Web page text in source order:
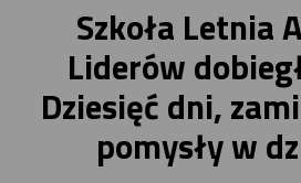
Szkoła Letnia
Liderów
Dziesięć dni,
pomysły w